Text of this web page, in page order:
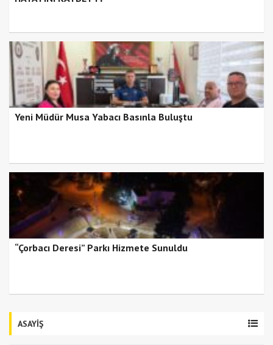
Yeni Müdür Musa Yabacı Basınla Buluştu
“Çorbacı Deresi” Parkı Hizmete Sunuldu
ASAYİŞ